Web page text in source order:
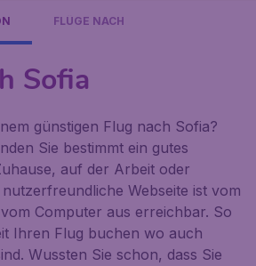
FLÜGE NACH
Sofia
günstigen Flug nach Sofia?
Sie bestimmt ein gutes
auf der Arbeit oder
Webseite ist vom
Computer aus erreichbar. So
Ihren Flug buchen wo auch
Wussten Sie schon, dass Sie